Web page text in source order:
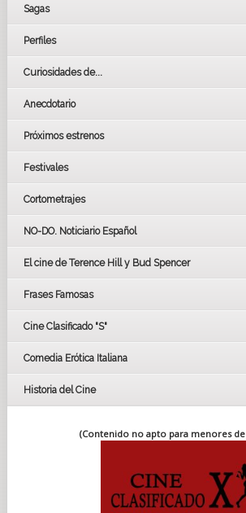
Sagas
Perfiles
Curiosidades de...
Anecdotario
Próximos estrenos
Festivales
LOS OSCARS
GOYAS
BAFTA
Cortometrajes
NO-DO. Noticiario Español
El cine de Terence Hill y Bud Spencer
Frases Famosas
Cine Clasificado "S"
Comedia Erótica Italiana
Historia del Cine
(Contenido no apto para menores de